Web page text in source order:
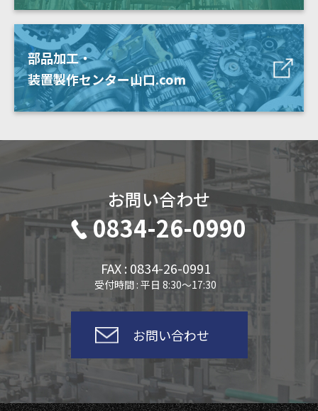
部品加工・
装置製作センター山口.com
お問い合わせ
0834-26-0990
FAX : 0834-26-0991
受付時間 : 平日 8:30～17:30
お問い合わせ